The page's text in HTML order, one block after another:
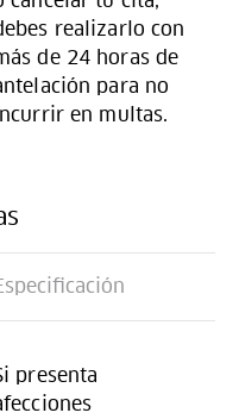
realizarlo con
de 24 horas de
para no
en multas.
presenta